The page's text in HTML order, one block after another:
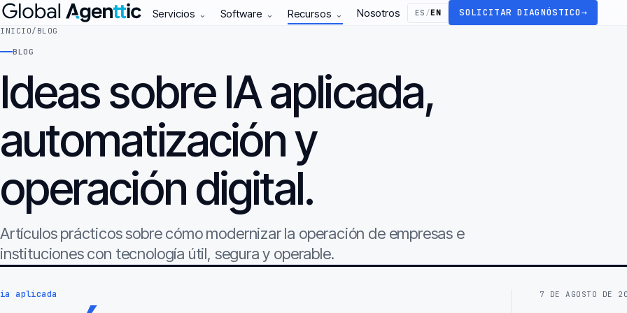
Servicios ⌄ Software ⌄ Recursos ⌄ Nosotros ES /EN SOLICITAR DIAGNÓSTICO→
INICIO/ BLOG
BLOG
Ideas sobre IA aplicada,
automatización y
operación digital.
Artículos prácticos sobre cómo modernizar la operación de empresas e
instituciones con tecnología útil, segura y operable.
ia aplicada 7 DE AGOSTO DE